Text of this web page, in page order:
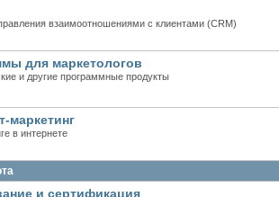
взаимоотношениями с клиентами (CRM)
для маркетологов
и другие программные продукты
маркетинг
в интернете
и сертификация